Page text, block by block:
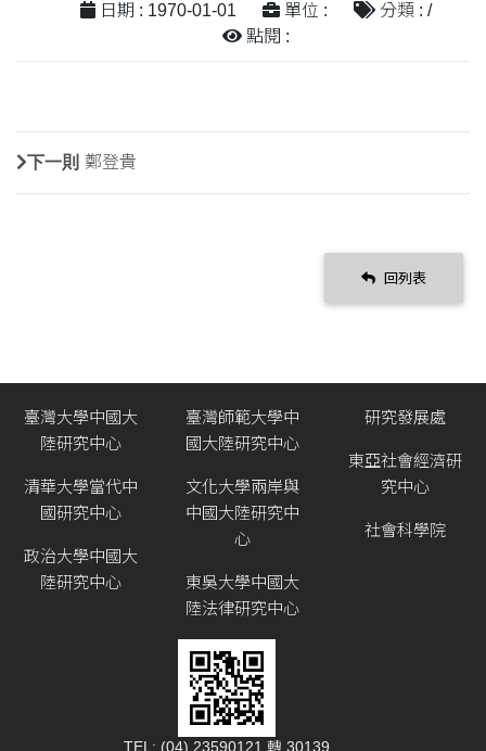
日期 : 1970-01-01 單位 :
分類 : /
點閱 :
下一則 鄭登貴
回列表
臺灣大學中國大
陸研究中心
清華大學當代中
國研究中心
政治大學中國大
陸研究中心
臺灣師範大學中
國大陸研究中心
文化大學兩岸與
中國大陸研究中
心
東吳大學中國大
陸法律研究中心
研究發展處
東亞社會經濟研
究中心
社會科學院
TEL: (04) 23590121 轉 30139